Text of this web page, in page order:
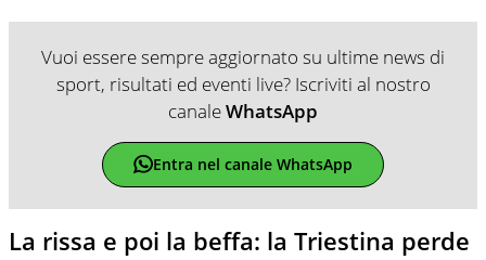
Vuoi essere sempre aggiornato su ultime news di
sport, risultati ed eventi live? Iscriviti al nostro
canaleWhatsApp
Entra nel canale WhatsApp
La rissa e poi la beffa: la Triestina perde